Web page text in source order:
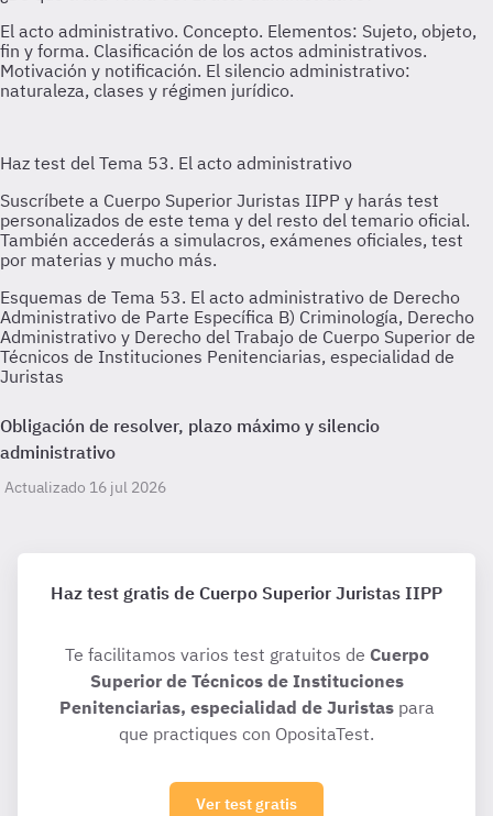
Esquemas de Tema 53. El acto administrativo de Derecho
Administrativo de Parte Específica B) Criminología, Derecho
Administrativo y Derecho del Trabajo de Cuerpo Superior de
Técnicos de Instituciones Penitenciarias, especialidad de
Juristas
Obligación de resolver, plazo máximo y silencio
administrativo
Actualizado 16 jul 2026
Haz test gratis de Cuerpo Superior Juristas IIPP
Te facilitamos varios test gratuitos de Cuerpo
Superior de Técnicos de Instituciones
Penitenciarias, especialidad de Juristaspara
que practiques con OpositaTest.
Ver test gratis